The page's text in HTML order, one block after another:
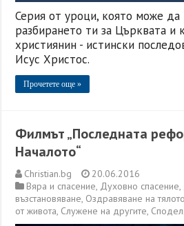
Серия от уроци, която може
разбирането ти за Църквата и
християнин - истински
Исус Христос.
Прочетете още »
Филмът „Последната
Началото“
Christian.bg
20.06.2016
Вяра и спасение, Духовно спасение,
възстановяване, Оздравяване на
от живота, Служене на другите,